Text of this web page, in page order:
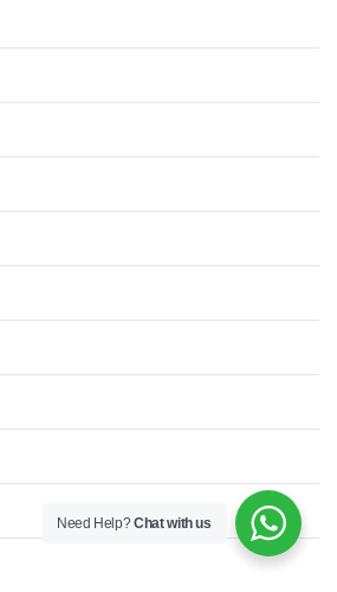
Need Help?Chat with us